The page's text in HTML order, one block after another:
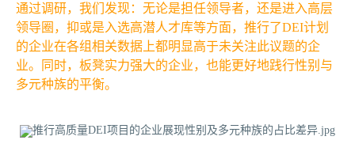
通过调研，我们发现：无论是担任领导者，还是进入高层
领导圈，抑或是入选高潜人才库等方面，推行了DEI计划
的企业在各组相关数据上都明显高于未关注此议题的企
业。同时，板凳实力强大的企业，也能更好地践行性别与
多元种族的平衡。